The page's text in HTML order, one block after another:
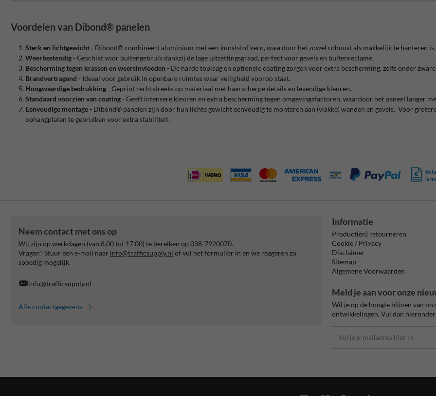
Voordelen van Dibond® panelen
Sterk en lichtgewicht - Dibond® combineert aluminium met een kunststof kern, waardoor het zowel robuust als makkelijk te hanteren is.
Weerbestendig -Geschikt voor buitengebruik dankzij de lage uitzettingsgraad, perfect voor gevels en buitenreclame.
Bescherming tegen krassen en weersinvloeden - De harde toplaag en optionele coating zorgen voor extra bescherming, zelfs onder
Brandvertragend - Ideaal voor gebruik in openbare ruimtes waar veiligheid voorop staat.
Hoogwaardige bedrukking- Geprint rechtstreeks op materiaal met haarscherpe details en levendige kleuren.
Standaard voorzien van coating- Geeft intensere kleuren en extra bescherming tegen omgevingsfactoren, waardoor het paneel langer
Eenvoudige montage - Dibond® panelen zijn door hun lichte gewicht eenvoudig te monteren aan (vlakke) wanden en gevels. Voor
ophangplaten te gebruiken voor extra stabiliteit.
is
Neem contact met ons op
Wij zijn op werkdagen (van 8.00 tot 17.00) te bereiken op 038-7920070.
Vragen? Stuur een e-mail naar info@trafficsupply.nl of vul het formulier in en we reageren zo
spoedig mogelijk.
info@trafficsupply.nl
Alle contactgegevens
Informatie
Product(en) retourneren
Cookie / Privacy
Disclaimer
Sitemap
Algemene Voorwaarden
Meld je aan voor onze
Wil je op de hoogte blijven van
ontwikkelingen. Vul dan